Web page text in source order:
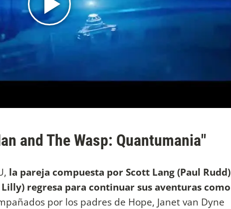
and The Wasp: Quantumania"
la pareja compuesta por Scott Lang (Paul Rudd)
regresa para continuar sus aventuras como
por los padres de Hope, Janet van Dyne